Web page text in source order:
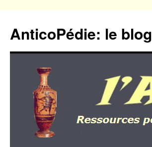
contenu
AnticoPédie: le blog